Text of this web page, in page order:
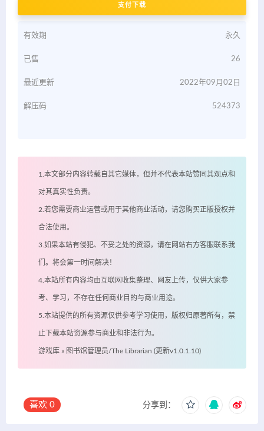
支付下载
有效期 永久
已售 26
最近更新 2022年09月02日
解压码 524373
1.本文部分内容转载自其它媒体，但并不代表本站赞同其观点和
对其真实性负责。
2.若您需要商业运营或用于其他商业活动，请您购买正版授权并
合法使用。
3.如果本站有侵犯、不妥之处的资源，请在网站右方客服联系我
们。将会第一时间解决！
4.本站所有内容均由互联网收集整理、网友上传，仅供大家参
考、学习，不存在任何商业目的与商业用途。
5.本站提供的所有资源仅供参考学习使用，版权归原著所有，禁
止下载本站资源参与商业和非法行为。
游戏库 » 图书馆管理员/The Librarian (更新v1.0.1.10)
喜欢 0 分享到：